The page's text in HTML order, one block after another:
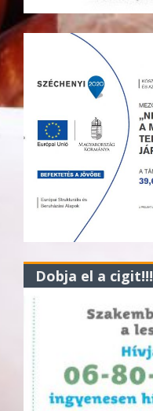
Dobja el a cigit!!!